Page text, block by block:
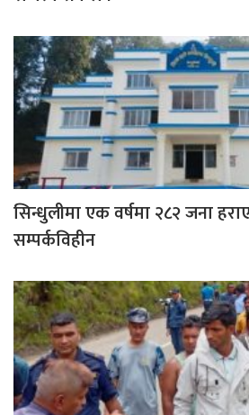
सिन्धुलीमा एक वर्षमा २८२ जना
सम्पर्कविहीन